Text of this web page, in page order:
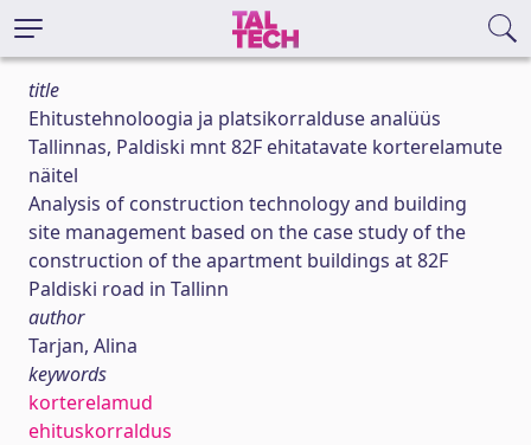
title
Ehitustehnoloogia ja platsikorralduse analüüs
Tallinnas, Paldiski mnt 82F ehitatavate korterelamute
näitel
Analysis of construction technology and building
site management based on the case study of the
construction of the apartment buildings at 82F
Paldiski road in Tallinn
author
Tarjan, Alina
keywords
korterelamud
ehituskorraldus